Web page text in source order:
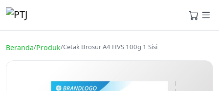
Beranda/Produk/Cetak Brosur A4 HVS 100g 1 Sisi